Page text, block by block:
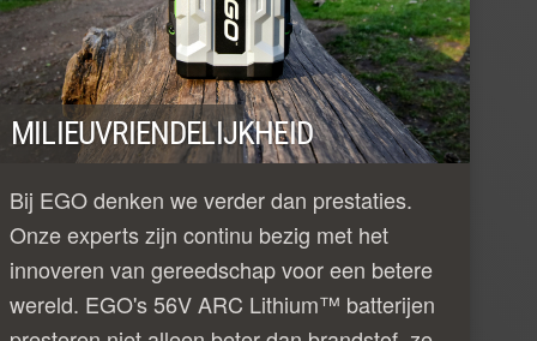
MILIEUVRIENDELIJKHEID
Bij EGO denken we verder dan prestaties.
Onze experts zijn continu bezig met het
innoveren van gereedschap voor een betere
wereld. EGO's 56V ARC Lithium™ batterijen